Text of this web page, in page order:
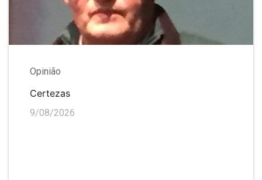
Opinião
Certezas
9/08/2026